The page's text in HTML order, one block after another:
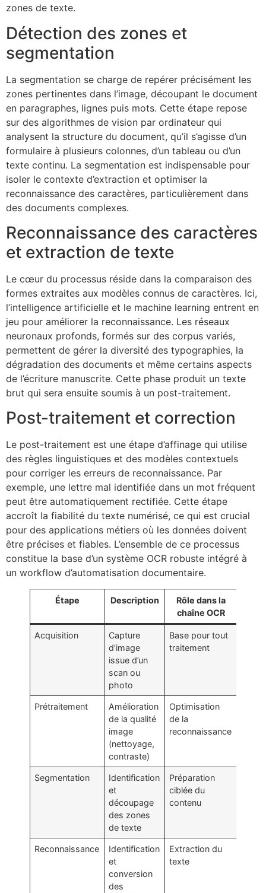
zones de texte.
Détection des zones et
segmentation
La segmentation se charge de repérer précisément les
zones pertinentes dans l’image, découpant le document
en paragraphes, lignes puis mots. Cette étape repose
sur des algorithmes de vision par ordinateur qui
analysent la structure du document, qu’il s’agisse d’un
formulaire à plusieurs colonnes, d’un tableau ou d’un
texte continu. La segmentation est indispensable pour
isoler le contexte d’extraction et optimiser la
reconnaissance des caractères, particulièrement dans
des documents complexes.
Reconnaissance des caractères
et extraction de texte
Le cœur du processus réside dans la comparaison des
formes extraites aux modèles connus de caractères. Ici,
l’intelligence artificielle et le machine learning entrent en
jeu pour améliorer la reconnaissance. Les réseaux
neuronaux profonds, formés sur des corpus variés,
permettent de gérer la diversité des typographies, la
dégradation des documents et même certains aspects
de l’écriture manuscrite. Cette phase produit un texte
brut qui sera ensuite soumis à un post-traitement.
Post-traitement et correction
Le post-traitement est une étape d’affinage qui utilise
des règles linguistiques et des modèles contextuels
pour corriger les erreurs de reconnaissance. Par
exemple, une lettre mal identifiée dans un mot fréquent
peut être automatiquement rectifiée. Cette étape
accroît la fiabilité du texte numérisé, ce qui est crucial
pour des applications métiers où les données doivent
être précises et fiables. L’ensemble de ce processus
constitue la base d’un système OCR robuste intégré à
un workflow d’automatisation documentaire.
Étape Description
Rôle dans la
chaîne OCR
Acquisition
Capture
d’image
issue d’un
scan ou
photo
Base pour tout
traitement
Prétraitement
Amélioration
de la qualité
image
(nettoyage,
contraste)
Optimisation
de la
reconnaissance
Segmentation
Identification
et
découpage
des zones
de texte
Préparation
ciblée du
contenu
Reconnaissance
Identification
et
conversion
des
Extraction du
texte